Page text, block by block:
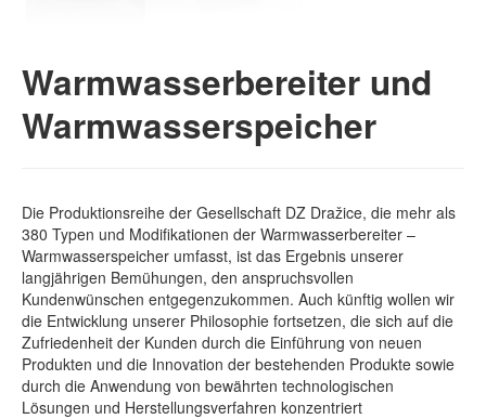
Warmwasserbereiter und
Warmwasserspeicher
Die Produktionsreihe der Gesellschaft DZ Dražice, die mehr als
380 Typen und Modifikationen der Warmwasserbereiter –
Warmwasserspeicher umfasst, ist das Ergebnis unserer
langjährigen Bemühungen, den anspruchsvollen
Kundenwünschen entgegenzukommen. Auch künftig wollen wir
die Entwicklung unserer Philosophie fortsetzen, die sich auf die
Zufriedenheit der Kunden durch die Einführung von neuen
Produkten und die Innovation der bestehenden Produkte sowie
durch die Anwendung von bewährten technologischen
Lösungen und Herstellungsverfahren konzentriert